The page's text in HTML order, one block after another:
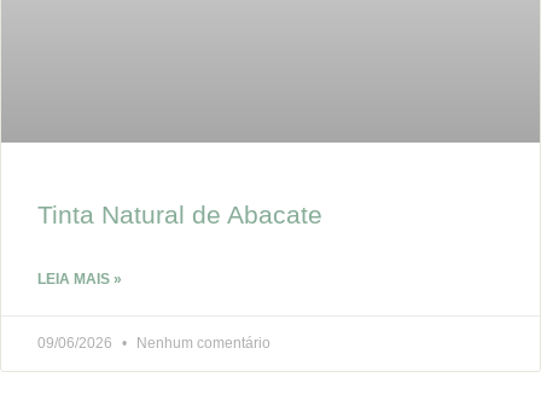
Tinta Natural de Abacate
LEIA MAIS »
09/06/2026 Nenhum comentário